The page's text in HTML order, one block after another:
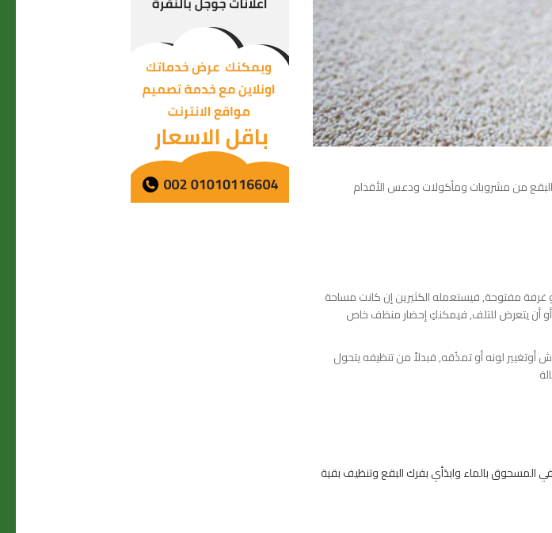
من مشروبات ومأكولات ودعس الأقدام
مفتوحة, فيستعمله الكثيرين إن كانت مساحة
أن يتعرض للتلف, فيمكنكِ إحضار منظف خاص
أوتغيير لونه أو تمذُقه, فبدلاً من تنظيفه يتحول
بالماء وابدَأي بفرك البقع وتنظيف بقية